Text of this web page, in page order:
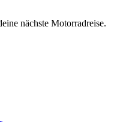
nächste Motorradreise.